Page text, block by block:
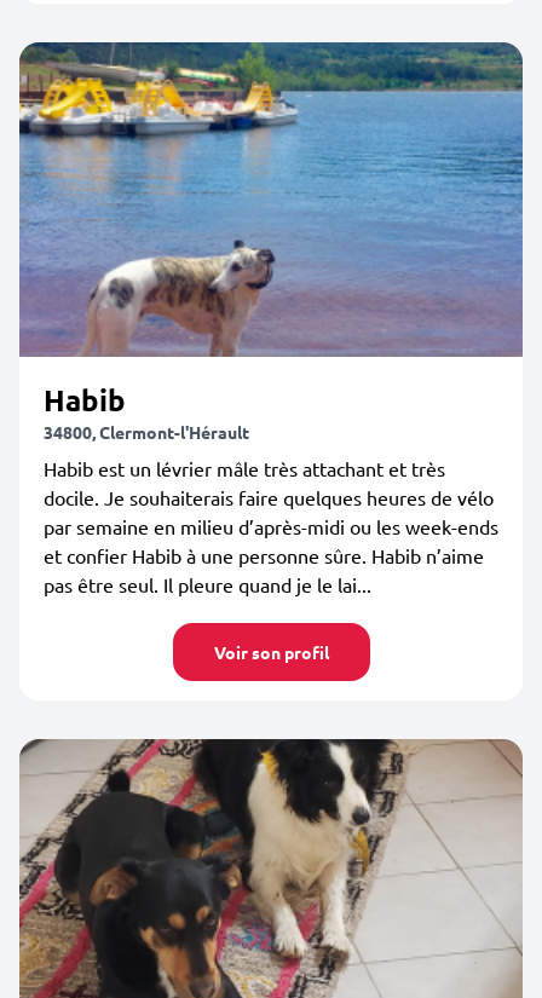
Habib
34800, Clermont-l'Hérault
Habib est un lévrier mâle très attachant et très
docile. Je souhaiterais faire quelques heures de vélo
par semaine en milieu d’après-midi ou les week-ends
et confier Habib à une personne sûre. Habib n’aime
pas être seul. Il pleure quand je le lai...
Voir son profil